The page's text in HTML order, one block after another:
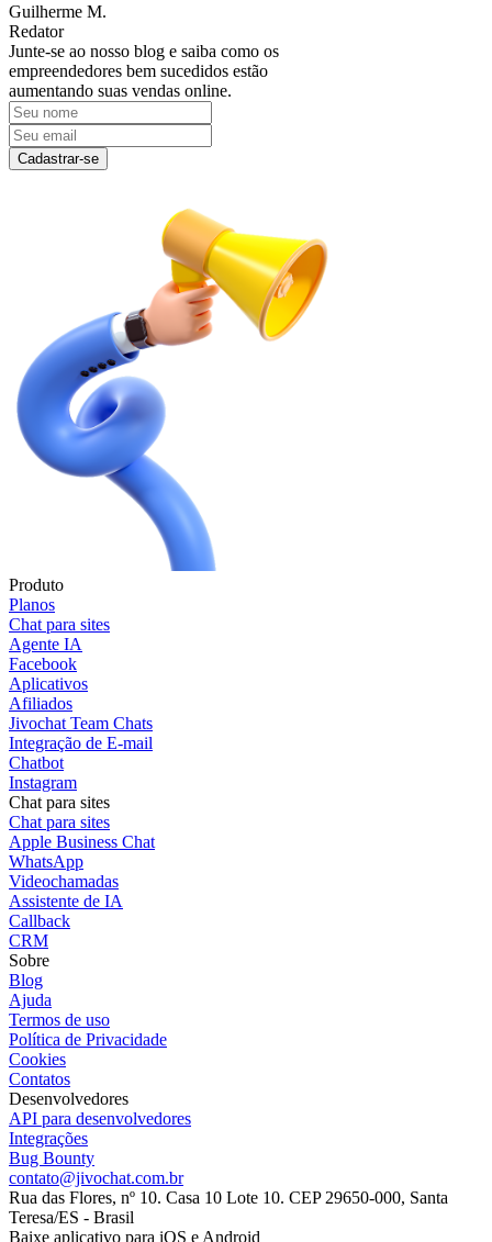
Guilherme M.
Redator
Junte-se ao nosso blog e saiba como os
empreendedores bem sucedidos estão
aumentando suas vendas online.
Cadastrar-se
Produto
Planos
Chat para sites
Agente IA
Facebook
Aplicativos
Afiliados
Jivochat Team Chats
Integração de E-mail
Chatbot
Instagram
Chat para sites
Chat para sites
Apple Business Chat
WhatsApp
Videochamadas
Assistente de IA
Callback
CRM
Sobre
Blog
Ajuda
Termos de uso
Política de Privacidade
Cookies
Contatos
Desenvolvedores
API para desenvolvedores
Integrações
Bug Bounty
contato@jivochat.com.br
Rua das Flores, nº 10. Casa 10 Lote 10. CEP 29650-000, Santa
Teresa/ES - Brasil
Baixe aplicativo para iOS e Android